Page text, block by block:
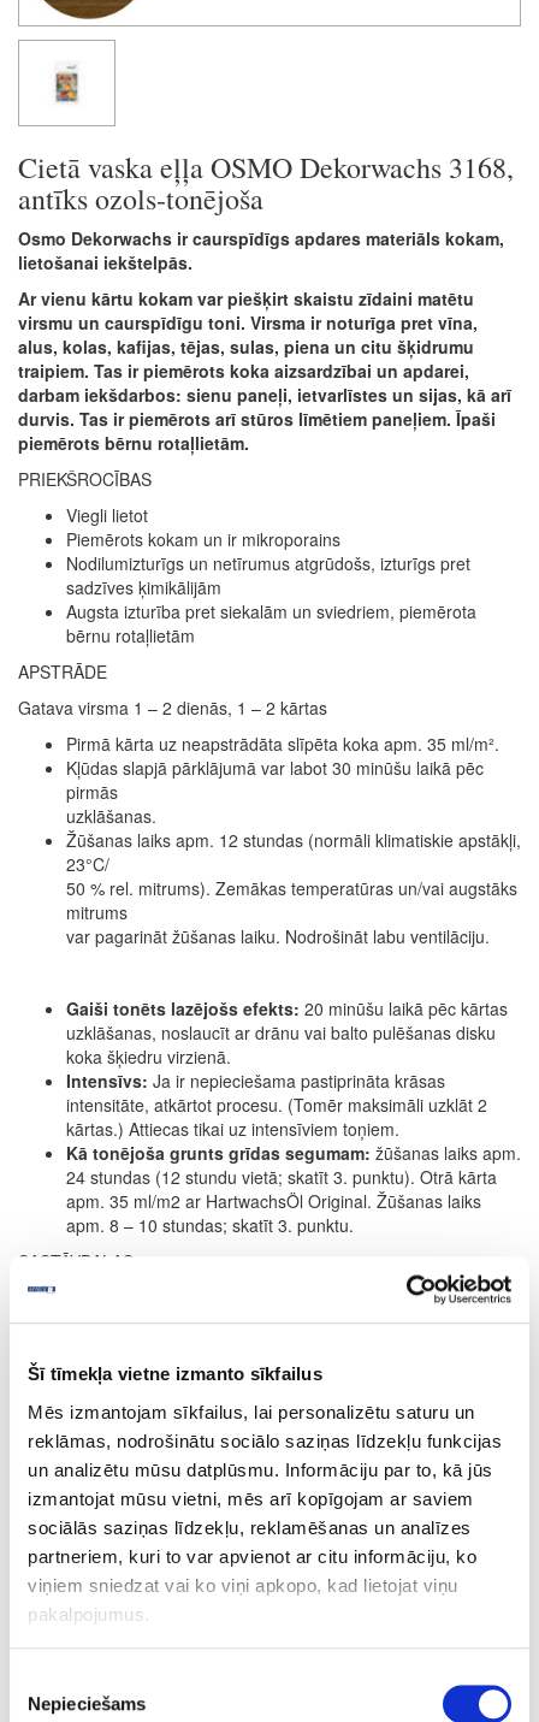
Šī tīmekļa vietne izmanto sīkfailus
Mēs izmantojam sīkfailus, lai personalizētu saturu un
reklāmas, nodrošinātu sociālo saziņas līdzekļu funkcijas
un analizētu mūsu datplūsmu. Informāciju par to, kā jūs
izmantojat mūsu vietni, mēs arī kopīgojam ar saviem
sociālās saziņas līdzekļu, reklamēšanas un analīzes
partneriem, kuri to var apvienot ar citu informāciju, ko
viņiem sniedzat vai ko viņi apkopo, kad lietojat viņu
pakalpojumus.
izvēle
Nepieciešams
Cietā vaska eļļa OSMO Dekorwachs 3168,
antīks ozols-tonējoša
Osmo Dekorwachs ir caurspīdīgs apdares materiāls kokam,
lietošanai iekštelpās.
Ar vienu kārtu kokam var piešķirt skaistu zīdaini matētu
virsmu un caurspīdīgu toni. Virsma ir noturīga pret vīna,
alus, kolas, kafijas, tējas, sulas, piena un citu šķidrumu
traipiem. Tas ir piemērots koka aizsardzībai un apdarei,
darbam iekšdarbos: sienu paneļi, ietvarlīstes un sijas, kā arī
durvis. Tas ir piemērots arī stūros līmētiem paneļiem. Īpaši
piemērots bērnu rotaļlietām.
PRIEKŠROCĪBAS
Viegli lietot
Piemērots kokam un ir mikroporains
Nodilumizturīgs un netīrumus atgrūdošs, izturīgs pret
sadzīves ķimikālijām
Augsta izturība pret siekalām un sviedriem, piemērota
bērnu rotaļlietām
APSTRĀDE
Gatava virsma 1 – 2 dienās, 1 – 2 kārtas
Pirmā kārta uz neapstrādāta slīpēta koka apm. 35 ml/m².
Kļūdas slapjā pārklājumā var labot 30 minūšu laikā pēc
pirmās
uzklāšanas.
Žūšanas laiks apm. 12 stundas (normāli klimatiskie apstākļi,
23°C/
50 % rel. mitrums). Zemākas temperatūras un/vai augstāks
mitrums
var pagarināt žūšanas laiku. Nodrošināt labu ventilāciju.
Gaiši tonēts lazējošs efekts: 20 minūšu laikā pēc kārtas
uzklāšanas, noslaucīt ar drānu vai balto pulēšanas disku
koka šķiedru virzienā.
Intensīvs: Ja ir nepieciešama pastiprināta krāsas
intensitāte, atkārtot procesu. (Tomēr maksimāli uzklāt 2
kārtas.) Attiecas tikai uz intensīviem toņiem.
Kā tonējoša grunts grīdas segumam: žūšanas laiks apm.
24 stundas (12 stundu vietā; skatīt 3. punktu). Otrā kārta
apm. 35 ml/m2 ar HartwachsÖl Original. Žūšanas laiks
apm. 8 – 10 stundas; skatīt 3. punktu.
SASTĀVDAĻAS
Uz dabīgo augu eļļu un vasku bāzes (saulespuķu eļļa, sojas eļļa,
saflora eļļa, linsēklu eļļa, karnauba vasks un kandelilla vasks)
balts pigments, sikatīvi (žūšanas piedevas) un ūdeni atgrūdošas
piedevas. Dearomatizēts vaitspirts (nesatur benzolu). Produkts
atbilst ES regulai (2004/42/EK) saskaņā ar GOS saturu maks. 400
g/l (Cat. A/e (2010)).
Precizēta sastāvdaļu deklarācija pieejama pēc pieprasījuma.
PATĒRIŅŠ
1 litrs nosedz apm. 24 m² ar vienu kārtu.
Produkta patēriņš ir ļoti atkarīgs no koksnes īpašībām. Visa
informācija attiecas uz gludām un ēvelētām/zāģētām virsmām.
iepakojumi.